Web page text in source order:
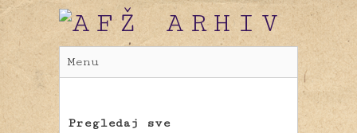
Menu
Pregledaj sve